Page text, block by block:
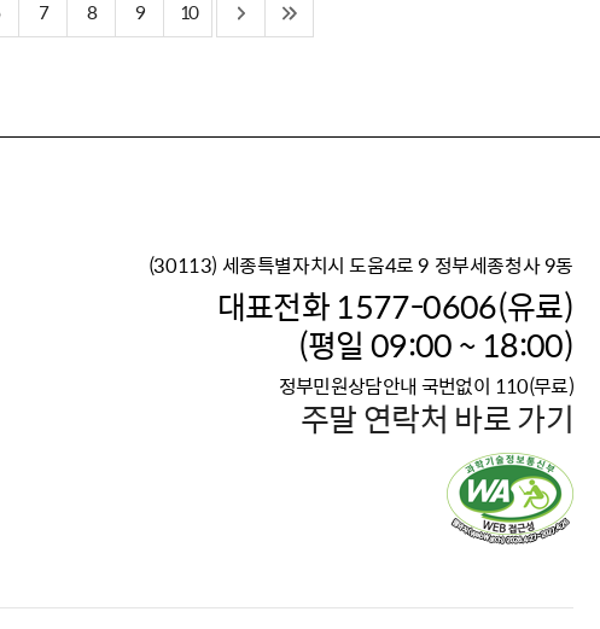
7 8 9 10
이재명 정부의 한반도 평
보건복지부 대표 복지포
2026년 적용 최저임금
국가 · 공무원, 공직유관
고향사랑 기부제
고위공직자 범죄신고
청년DB, 프로필 등록하고
(30113) 세종특별자치시 도움4로 9 정부세종청사 9동
대표전화 1577-0606(유료)
(평일 09:00 ~ 18:00)
정부민원상담안내 국번없이 110(무료)
주말 연락처 바로 가기